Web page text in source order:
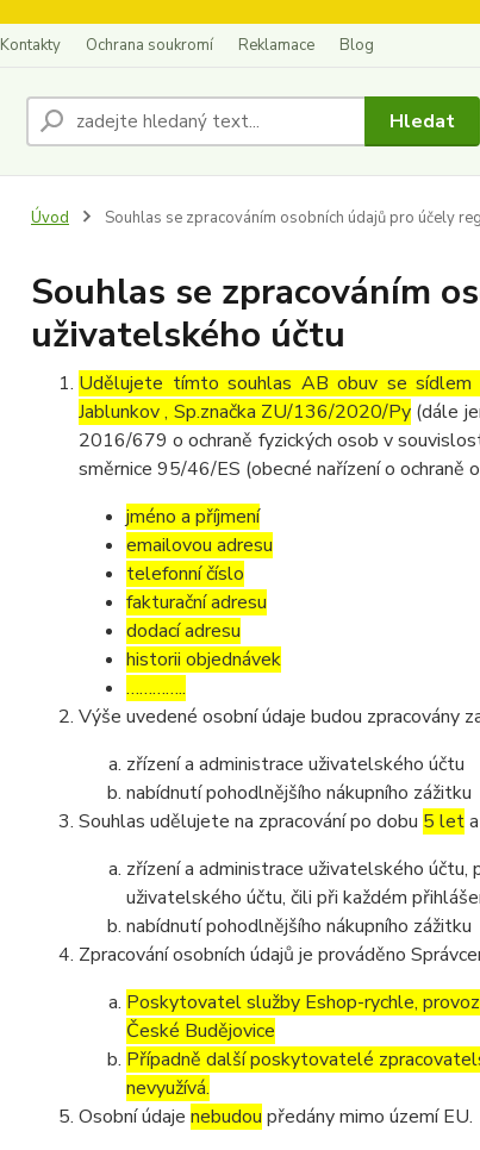
Kontakty Ochrana soukromí Reklamace Blog
Hledat
Úvod Souhlas se zpracováním osobních údajů pro účely
Souhlas se zpracováním
uživatelského účtu
Udělujete tímto souhlas AB obuv se sídlem
Jablunkov , Sp.značka ZU/136/2020/Py (dále
2016/679 o ochraně fyzických osob v
směrnice 95/46/ES (obecné nařízení o ochraně
jméno a příjmení
emailovou adresu
telefonní číslo
fakturační adresu
dodací adresu
historii objednávek
…………..
Výše uvedené osobní údaje budou zpracovány
zřízení a administrace uživatelského účtu
nabídnutí pohodlnějšího nákupního zážitku
Souhlas udělujete na zpracování po dobu 5 leta
zřízení a administrace uživatelského
uživatelského účtu, čili při každém
nabídnutí pohodlnějšího nákupního zážitku
Zpracování osobních údajů je prováděno
Poskytovatel služby Eshop-rychle,
České Budějovice
Případně další poskytovatelé
nevyužívá.
Osobní údaje nebudou předány mimo území EU.